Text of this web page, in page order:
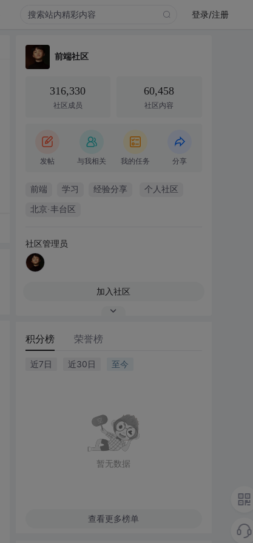
登录/注册
前端社区
316,330
社区成员
60,458
社区内容
发帖 与我相关 我的任务 分享
前端 学习 经验分享 个人社区
北京·丰台区
社区管理员
加入社区
积分榜 荣誉榜
近7日 近30日 至今
暂无数据
查看更多榜单